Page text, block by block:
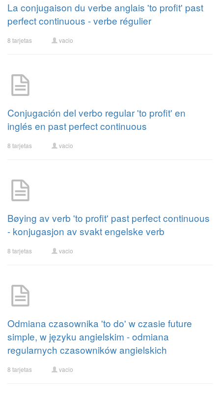
La conjugaison du verbe anglais 'to profit' past
perfect continuous - verbe régulier
8 tarjetas vacio
Conjugación del verbo regular 'to profit' en
inglés en past perfect continuous
8 tarjetas vacio
Bøying av verb 'to profit' past perfect continuous
- konjugasjon av svakt engelske verb
8 tarjetas vacio
Odmiana czasownika 'to do' w czasie future
simple, w języku angielskim - odmiana
regularnych czasowników angielskich
8 tarjetas vacio